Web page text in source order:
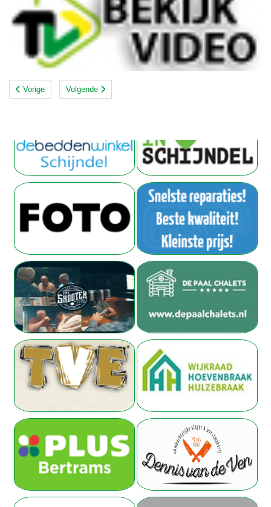
Vorige Volgende